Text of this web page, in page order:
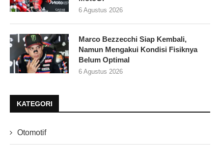
6 Agustus 2026
Marco Bezzecchi Siap Kembali,
Namun Mengakui Kondisi Fisiknya
Belum Optimal
6 Agustus 2026
KATEGORI
Otomotif